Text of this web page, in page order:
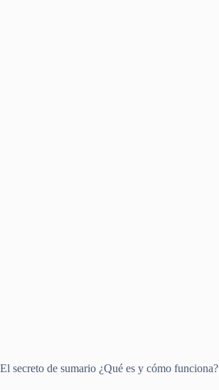
El secreto de sumario ¿Qué es y cómo funciona?